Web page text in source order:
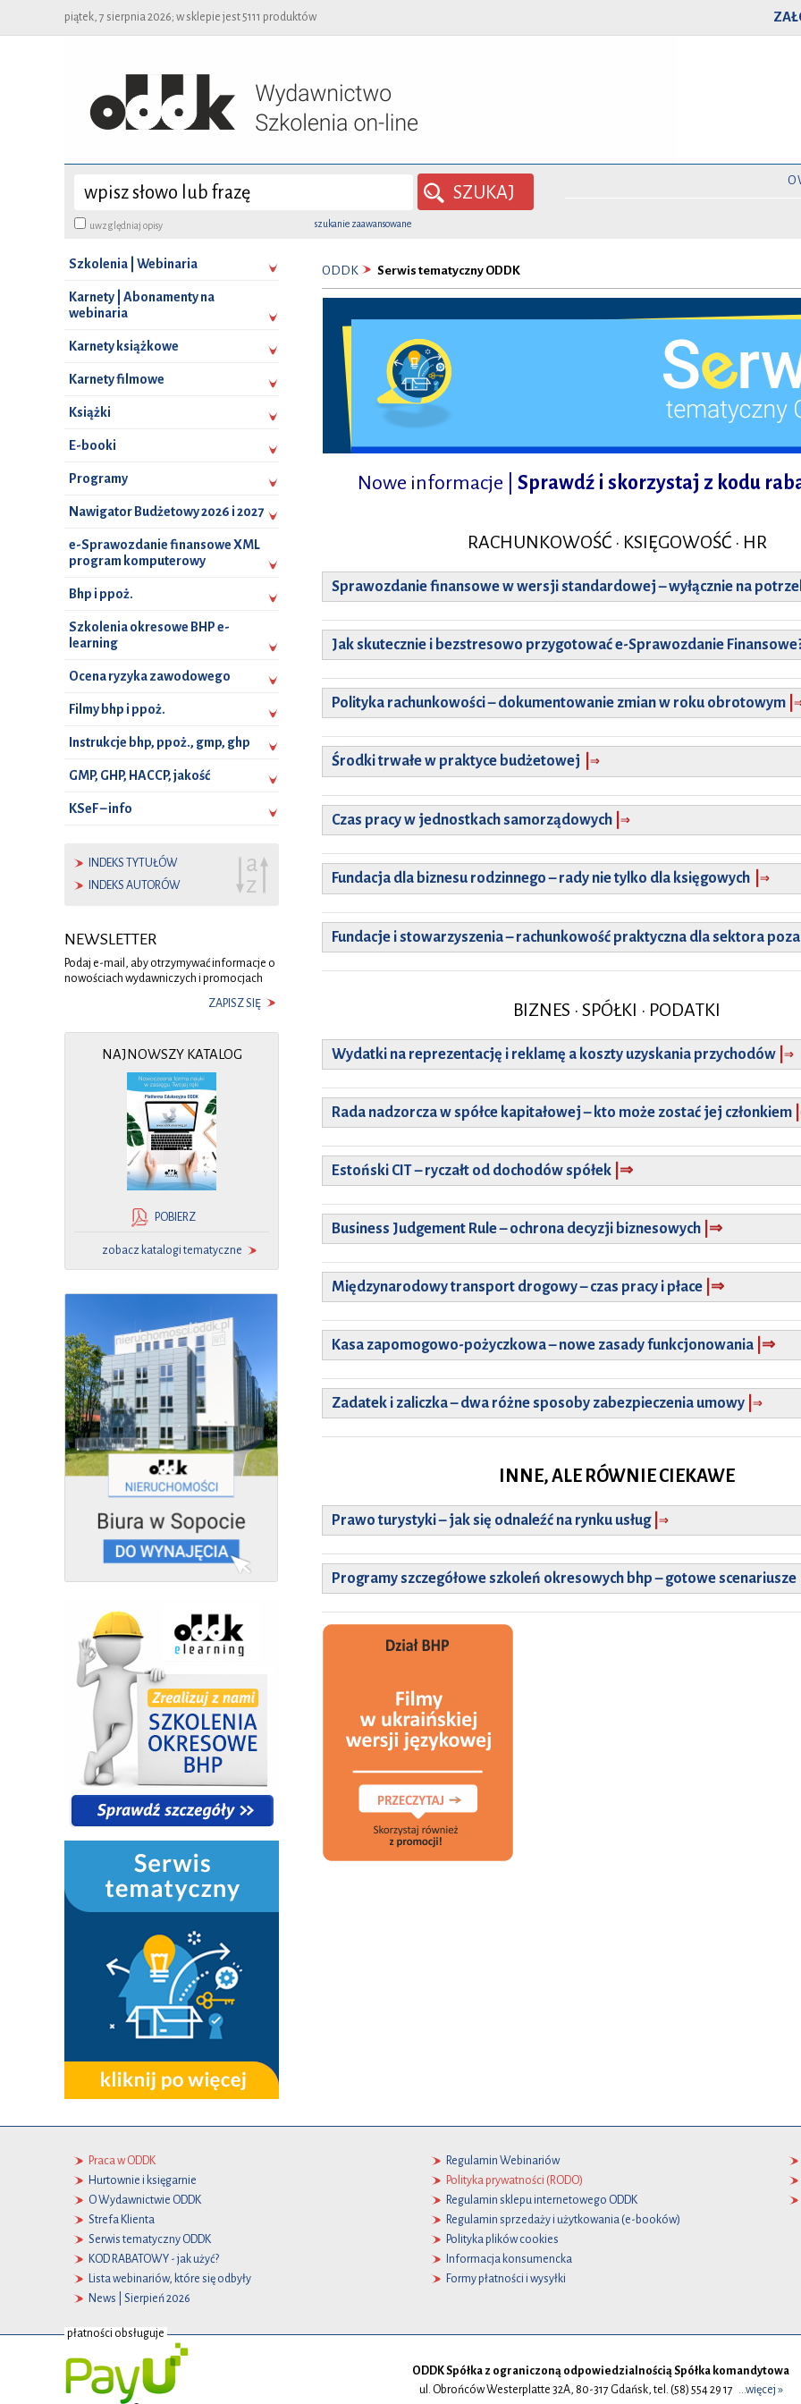
piątek, 7 sierpnia 2026; w sklepie jest 5111 produktów
SZUKAJ
uwzględniaj opisy szukanie zaawansowane
O
Szkolenia | Webinaria
Karnety | Abonamenty na
webinaria
Karnety książkowe
Karnety filmowe
Książki
E-booki
Programy
Nawigator Budżetowy 2026 i 2027
e-Sprawozdanie finansowe XML
program komputerowy
Bhp i ppoż.
Szkolenia okresowe BHP e-
learning
Ocena ryzyka zawodowego
Filmy bhp i ppoż.
Instrukcje bhp, ppoż., gmp, ghp
GMP, GHP, HACCP, jakość
KSeF – info
INDEKS TYTUŁÓW
INDEKS AUTORÓW
NEWSLETTER
Podaj e-mail, aby otrzymywać informacje o
nowościach wydawniczych i promocjach
ZAPISZ SIĘ
NAJNOWSZY KATALOG
POBIERZ
zobacz katalogi tematyczne
ODDK Serwis tematyczny ODDK
Nowe informacje | Sprawdź i skorzystaj z kodu
RACHUNKOWOŚĆ • KSIĘGOWOŚĆ • HR
Sprawozdanie finansowe w wersji standardowej – wyłącznie na
Jak skutecznie i bezstresowo przygotować e-Sprawozdanie
Polityka rachunkowości–dokumentowanie zmian w roku obrotowym
Środki trwałe w praktyce budżetowej ⇒
Czas pracy w jednostkach samorządowych ⇒
Fundacja dla biznesu rodzinnego – rady nie tylko dla księgowych ⇒
Fundacje i stowarzyszenia – rachunkowość praktyczna dla sektora
BIZNES • SPÓŁKI • PODATKI
Wydatki na reprezentację i reklamę a koszty uzyskania przychodów ⇒
Rada nadzorcza w spółce kapitałowej– kto może zostać jej członkiem
Estoński CIT– ryczałt od dochodów spółek ⇒
Business Judgement Rule– ochrona decyzji biznesowych ⇒
Międzynarodowy transport drogowy– czas pracy i płace ⇒
Kasa zapomogowo-pożyczkowa– nowe zasady funkcjonowania ⇒
Zadatek i zaliczka– dwa różne sposoby zabezpieczenia umowy ⇒
INNE, ALE RÓWNIE CIEKAWE
Prawo turystyki–jak się odnaleźć na rynku usług ⇒
Programy szczegółowe szkoleń okresowych bhp–gotowe scenariusze
Praca w ODDK
Hurtownie i księgarnie
O Wydawnictwie ODDK
Strefa Klienta
Serwis tematyczny ODDK
KOD RABATOWY - jak użyć?
Lista webinariów, które się odbyły
News | Sierpień 2026
Regulamin Webinariów
Polityka prywatności (RODO)
Regulamin sklepu internetowego ODDK
Regulamin sprzedaży i użytkowania (e-booków)
Polityka plików cookies
Informacja konsumencka
Formy płatności i wysyłki
płatności obsługuje
ODDK Spółka z ograniczoną odpowiedzialnością Spółka komandytowa
ul. Obrońców Westerplatte 32A, 80-317 Gdańsk, tel. (58) 554 29 17
...więcej »